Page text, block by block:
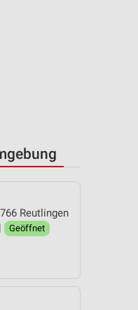
Reutlingen
Geöffnet